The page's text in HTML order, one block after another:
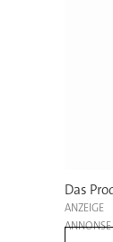
Das
ANZEIGE